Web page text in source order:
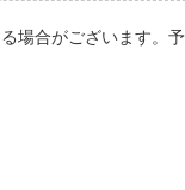
場合がございます。